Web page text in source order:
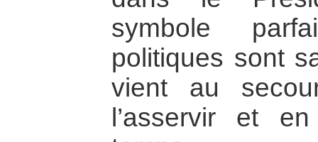
symbole
politiques sont
vient au
l’asservir et